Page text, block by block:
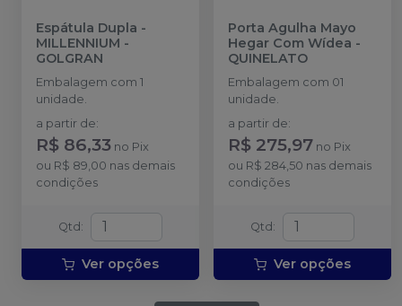
Espátula Dupla -
MILLENNIUM -
GOLGRAN
Embalagem com 1
unidade.
a partir de:
R$ 86,33 no Pix
ou R$ 89,00 nas demais
condições
Qtd :
Ver opções
Porta Agulha Mayo
Hegar Com Wídea -
QUINELATO
Embalagem com 01
unidade.
a partir de:
R$ 275,97 no Pix
ou R$ 284,50 nas demais
condições
Qtd :
Ver opções